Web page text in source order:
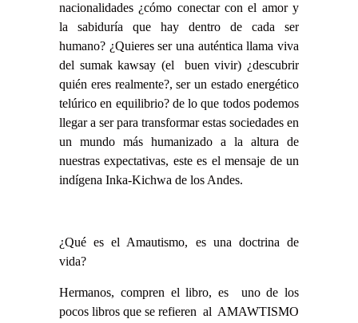
nacionalidades ¿cómo conectar con el amor y
la sabiduría que hay dentro de cada ser
humano? ¿Quieres ser una auténtica llama viva
del sumak kawsay (el buen vivir) ¿descubrir
quién eres realmente?, ser un estado energético
telúrico en equilibrio? de lo que todos podemos
llegar a ser para transformar estas sociedades en
un mundo más humanizado a la altura de
nuestras expectativas, este es el mensaje de un
indígena Inka-Kichwa de los Andes.
¿Qué es el Amautismo, es una doctrina de
vida?
Hermanos, compren el libro, es uno de los
pocos libros que se refieren al AMAWTISMO